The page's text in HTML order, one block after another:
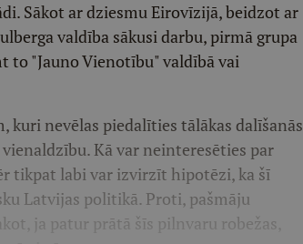
Sākot ar dziesmu Eirovīzijā, beidzot ar
valdība sākusi darbu, pirmā grupa
to "Jauno Vienotību" valdībā vai
nevēlas piedalīties tālākas dalīšanās
Kā var neinteresēties par
tikpat labi var izvirzīt hipotēzi, ka šī
Latvijas politikā. Proti, pašmāju
ja patur prātā šīs pilnvaru robežas,